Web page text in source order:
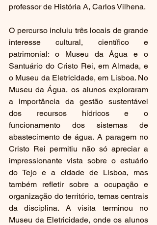
professor de História A, Carlos Vilhena.
O percurso incluiu três locais de grande
interesse cultural, científico e
patrimonial: o Museu da Água e o
Santuário do Cristo Rei, em Almada, e
o Museu da Eletricidade, em Lisboa. No
Museu da Água, os alunos exploraram
a importância da gestão sustentável
dos recursos hídricos e o
funcionamento dos sistemas de
abastecimento de água. A paragem no
Cristo Rei permitiu não só apreciar a
impressionante vista sobre o estuário
do Tejo e a cidade de Lisboa, mas
também refletir sobre a ocupação e
organização do território, temas centrais
da disciplina. A visita terminou no
Museu da Eletricidade, onde os alunos